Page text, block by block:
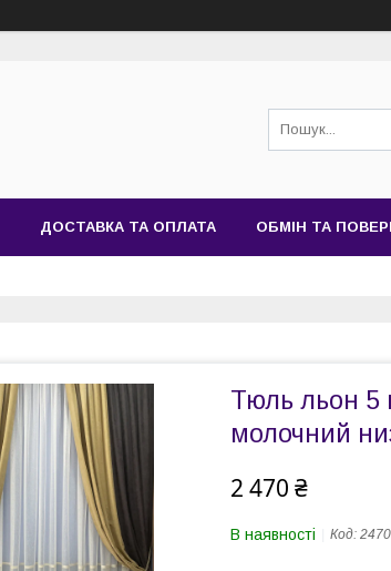
ДОСТАВКА ТА ОПЛАТА ОБМІН ТА
Тюль льон 5
молочний
2 470 ₴
В наявності Код: